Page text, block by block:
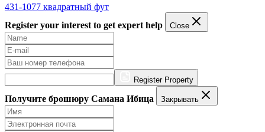
431-1077 квадратный фут
Register your interest to get expert help
Close
Register Property
Получите брошюру Самана Ибица Закрывать